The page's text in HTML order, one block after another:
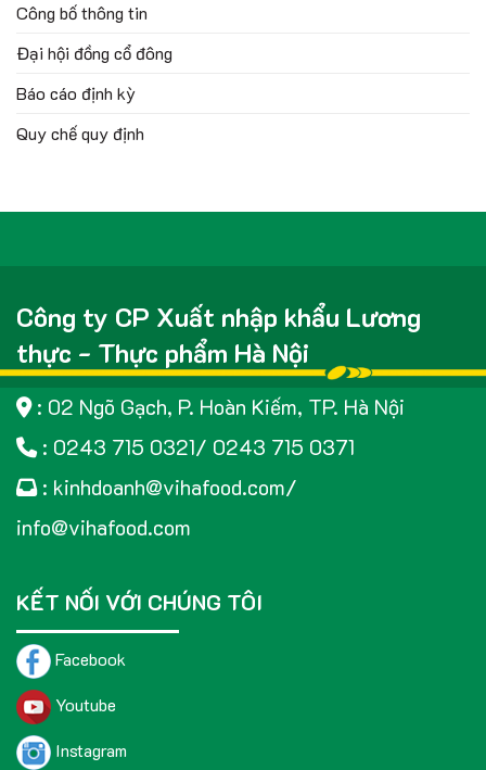
Công bố thông tin
Đại hội đồng cổ đông
Báo cáo định kỳ
Quy chế quy định
Công ty CP Xuất nhập khẩu Lương
thực - Thực phẩm Hà Nội
: 02 Ngõ Gạch, P. Hoàn Kiếm, TP. Hà Nội
: 0243 715 0321/ 0243 715 0371
: kinhdoanh@vihafood.com/
info@vihafood.com
KẾT NỐI VỚI CHÚNG TÔI
Facebook
Youtube
Instagram